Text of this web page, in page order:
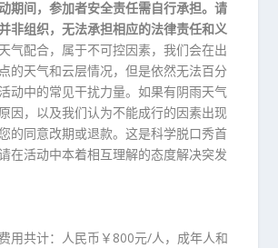
期间，参加者安全责任需自行承担。请
非组织，无法承担相应的法律责任和义
气配合，属于不可控因素，我们会在出
的天气和云层情况，但是依然无法百分
动中的常见干扰力量。如果有阴雨天气
因，以及我们认为不能成行的因素出现
的同意改期或退款。这是科学脱口秀首
在活动中本着相互理解的态度解决突发
用共计：人民币￥800元/人，成年人和